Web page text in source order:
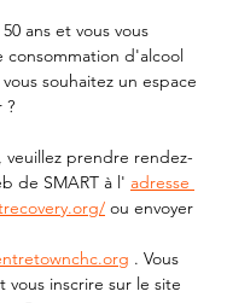
ans et vous vous
consommation d'alcool
souhaitez un espace
?
veuillez prendre rendez-
de SMART à l' adresse
ou envoyer
. Vous
vous inscrire sur le site